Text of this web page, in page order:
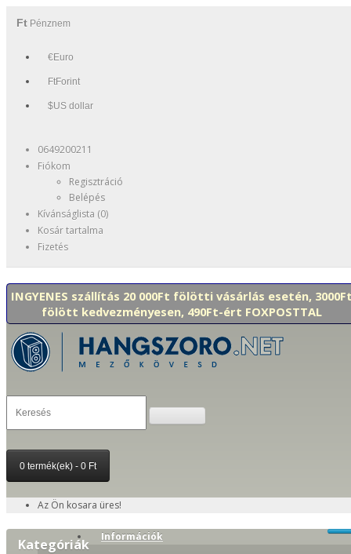
Ft Pénznem
€Euro
FtForint
$US dollar
0649200211
Fiókom
Regisztráció
Belépés
Kívánságlista (0)
Kosár tartalma
Fizetés
INGYENES szállítás 20 000Ft fölötti vásárlás esetén,
fölött kedvezményesen, 490Ft-ért FOXPOSTTAL
0 termék(ek) - 0 Ft
Az Ön kosara üres!
Kategóriák Információk